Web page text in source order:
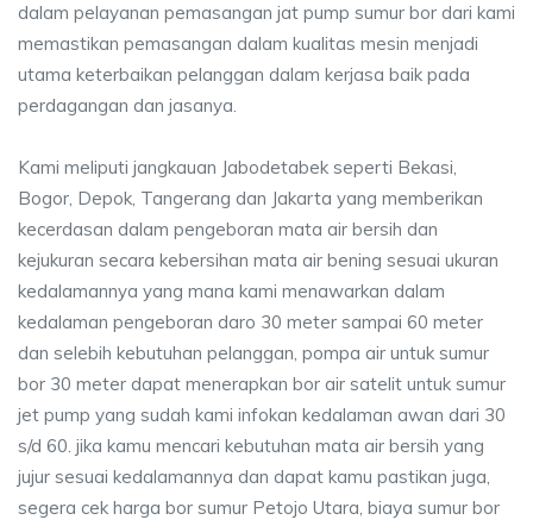
dalam pelayanan pemasangan jat pump sumur bor dari kami
memastikan pemasangan dalam kualitas mesin menjadi
utama keterbaikan pelanggan dalam kerjasa baik pada
perdagangan dan jasanya.
Kami meliputi jangkauan Jabodetabek seperti Bekasi,
Bogor, Depok, Tangerang dan Jakarta yang memberikan
kecerdasan dalam pengeboran mata air bersih dan
kejukuran secara kebersihan mata air bening sesuai ukuran
kedalamannya yang mana kami menawarkan dalam
kedalaman pengeboran daro 30 meter sampai 60 meter
dan selebih kebutuhan pelanggan, pompa air untuk sumur
bor 30 meter dapat menerapkan bor air satelit untuk sumur
jet pump yang sudah kami infokan kedalaman awan dari 30
s/d 60. jika kamu mencari kebutuhan mata air bersih yang
jujur sesuai kedalamannya dan dapat kamu pastikan juga,
segera cek harga bor sumur Petojo Utara, biaya sumur bor